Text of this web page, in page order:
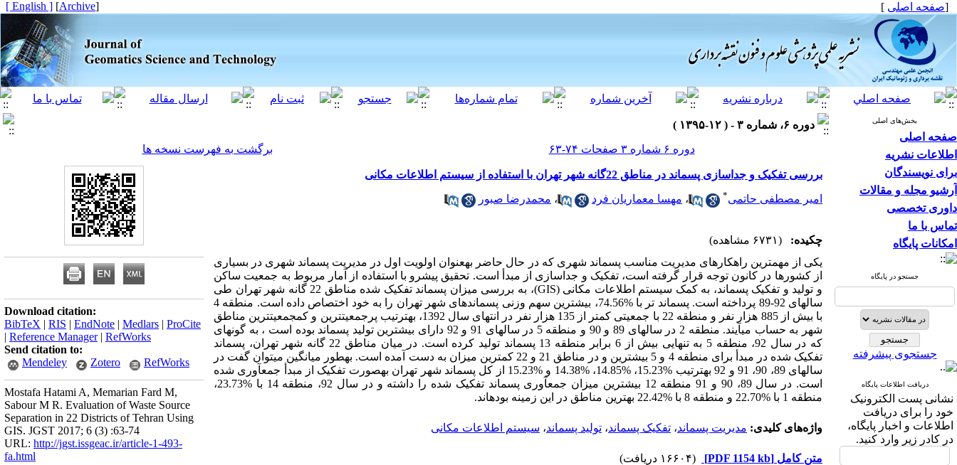
[صفحه اصلی ]
[
Archive
]
[ English ]
بخش‌های اصلی
صفحه اصلی
اطلاعات نشریه
برای نویسندگان
آرشیو مجله و مقالات
داوری تخصصی
تماس با ما
امکانات پایگاه
جستجو در پایگاه
جستجوی پیشرفته
دریافت اطلاعات پایگاه
نشانی پست الکترونیک
خود را برای دریافت
اطلاعات و اخبار پایگاه،
در کادر زیر وارد کنید.
دوره ۶، شماره ۳ - ( ۱۲-۱۳۹۵ )
دوره ۶ شماره ۳ صفحات ۷۴-۶۳
برگشت به فهرست نسخه ها
بررسی تفکیک و جداسازی پسماند در مناطق 22گانه شهر تهران با استفاده از سیستم اطلاعات مکانی
امیر مصطفی حاتمی* ، مهسا معماریان فرد ، محمدرضا صبور
چکیده:
(۶۷۳۱ مشاهده)
یکی از مهم‏ترین راهکارهای مدیریت مناسب پسماند شهری که در حال حاضر به‏عنوان اولویت اول در مدیریت پسماند شهری در بسیاری
از کشورها در کانون توجه قرار گرفته است، تفکیک و جداسازی از مبدأ است. تحقیق پیش‏رو با استفاده از آمار مربوط به جمعیت ساکن
و تولید و تفکیک پسماند، به کمک سیستم اطلاعات مکانی (GIS
)، به بررسی میزان پسماند تفکیک شده مناطق 22 گانه شهر تهران طی
سال‏های 92-89 پرداخته است. پسماند تر با %74.56، بیشترین سهم وزنی پسماندهای شهر تهران را به خود اختصاص داده است. منطقه 4
با بیش از 885 هزار نفر و منطقه 22 با جمعیتی کم‏تر از 135 هزار نفر در انتهای سال 1392، به‏ترتیب پرجمعیت‏ترین و کم‏جمعیت‏ترین مناطق
شهر به حساب می‏آیند. منطقه 2 در سال‏های 89 و 90 و منطقه 5 در سال‏های 91 و 92 دارای بیشترین تولید پسماند بوده‏ است ، به گونه‏ای
که در سال 92، منطقه 5 به تنهایی بیش از 6 برابر منطقه 13 پسماند تولید کرده است. در میان مناطق 22 گانه شهر تهران، پسماند
تفکیک شده در مبدأ برای منطقه 4 و 5 بیشترین و در مناطق 21 و 22 کم‏ترین میزان به دست آمده است. به‏طور میانگین می‏توان گفت در
سال‏های 89، 90، 91 و 92 به‏ترتیب %15.23، %14.85، %14.38 و %15.23 از کل پسماند شهر تهران به‏صورت تفکیک از مبدأ جمع‏آوری شده
است. در سال 89، 90 و 91 منطقه 12 بیشترین میزان جمع‏آوری پسماند تفکیک شده را داشته و در سال 92، منطقه 14 با %23.73،
منطقه 1 با %22.70 و منطقه 8 با %22.42 بهترین مناطق در این زمینه بوده‏اند.
واژه‌های کلیدی: مدیریت پسماند، تفکیک پسماند، تولید پسماند، سیستم اطلاعات مکانی
متن کامل [PDF 1154 kb]
(۱۶۶۰۴ دریافت)
Download citation:
BibTeX | RIS | EndNote | Medlars | ProCite
| Reference Manager| RefWorks
Send citation to:
Mendeley
Zotero RefWorks
Mostafa Hatami A, Memarian Fard M,
Sabour M R. Evaluation of Waste Source
Separation in 22 Districts of Tehran Using
GIS. JGST 2017; 6 (3) :63-74
URL: http://jgst.issgeac.ir/article-1-493-
fa.html